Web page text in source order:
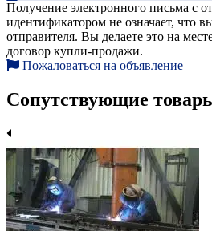
Получение электронного письма с
идентификатором не означает, что
отправителя. Вы делаете это на
договор купли-продажи.
Пожаловаться на объявление
Сопутствующие